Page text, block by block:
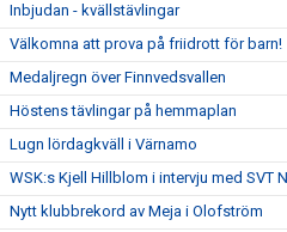
Inbjudan - kvällstävlingar
Välkomna att prova på friidrott för barn!
Medaljregn över Finnvedsvallen
Höstens tävlingar på hemmaplan
Lugn lördagkväll i Värnamo
WSK:s Kjell Hillblom i intervju med SVT
Nytt klubbrekord av Meja i Olofström